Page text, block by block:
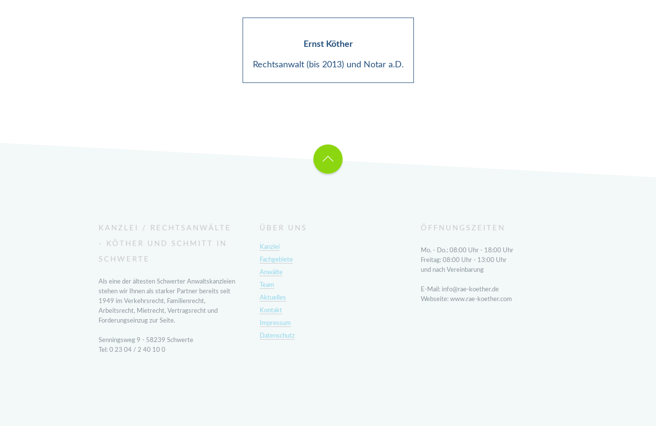
Ernst Köther
Rechtsanwalt (bis 2013) und Notar a.D.
KANZLEI / RECHTSANWÄLTE
- KÖTHER UND SCHMITT IN
SCHWERTE
Als eine der ältesten Schwerter Anwaltskanzleien
stehen wir Ihnen als starker Partner bereits seit
1949 im Verkehrsrecht, Familienrecht,
Arbeitsrecht, Mietrecht, Vertragsrecht und
Forderungseinzug zur Seite.
Senningsweg 9 - 58239 Schwerte
Tel: 0 23 04 / 2 40 10 0
ÜBER UNS
Kanzlei
Fachgebiete
Anwälte
Team
Aktuelles
Kontakt
Impressum
Datenschutz
ÖFFNUNGSZEITEN
Mo. - Do.: 08:00 Uhr - 18:00 Uhr
Freitag: 08:00 Uhr - 13:00 Uhr
und nach Vereinbarung
E-Mail: info@rae-koether.de
Webseite: www.rae-koether.com